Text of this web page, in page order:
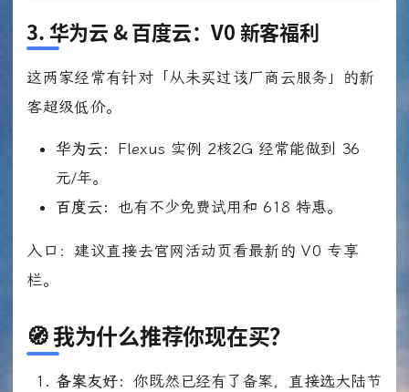
3. 华为云 & 百度云：V0 新客福利
这两家经常有针对「从未买过该厂商云服务」的新
客超级低价。
华为云： Flexus 实例 2核2G 经常能做到 36
元/年。
百度云：也有不少免费试用和 618 特惠。
入口：建议直接去官网活动页看最新的 V0 专享
栏。
🧭 我为什么推荐你现在买？
备案友好：你既然已经有了备案，直接选大陆节